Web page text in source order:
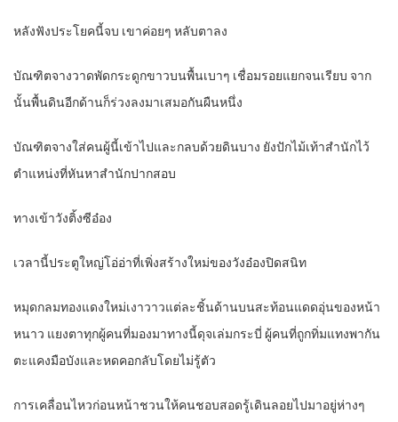
หลังฟังประโยคนี้จบ เขาค่อยๆ หลับตาลง
บัณฑิตจางวาดพัดกระดูกขาวบนพื้นเบาๆ เชื่อมรอยแยกจนเรียบ จาก
นั้นพื้นดินอีกด้านก็ร่วงลงมาเสมอกันผืนหนึ่ง
บัณฑิตจางใส่คนผู้นี้เข้าไปและกลบด้วยดินบาง ยังปักไม้เท้าสำนักไว้
ตำแหน่งที่หันหาสำนักปากสอบ
ทางเข้าวังติ้งซีอ๋อง
เวลานี้ประตูใหญ่โอ่อ่าที่เพิ่งสร้างใหม่ของวังอ๋องปิดสนิท
หมุดกลมทองแดงใหม่เงาวาวแต่ละชิ้นด้านบนสะท้อนแดดอุ่นของหน้า
หนาว แยงตาทุกผู้คนที่มองมาทางนี้ดุจเล่มกระบี่ ผู้คนที่ถูกทิ่มแทงพากัน
ตะแคงมือบังและหดคอกลับโดยไม่รู้ตัว
การเคลื่อนไหวก่อนหน้าชวนให้คนชอบสอดรู้เดินลอยไปมาอยู่ห่างๆ